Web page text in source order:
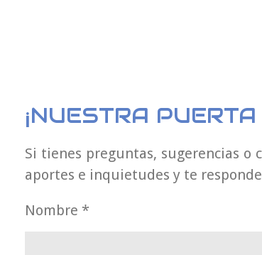
¡NUESTRA
Si tienes preguntas, sugerencias o
aportes e inquietudes y te
Nombre *